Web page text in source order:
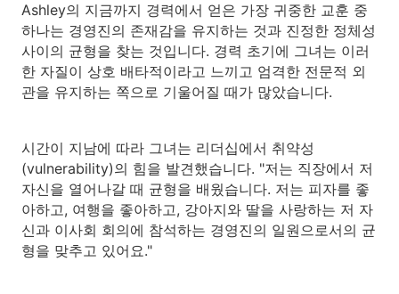
Ashley의 지금까지 경력에서 얻은 가장 귀중한 교훈 중
하나는 경영진의 존재감을 유지하는 것과 진정한 정체성
사이의 균형을 찾는 것입니다. 경력 초기에 그녀는 이러
한 자질이 상호 배타적이라고 느끼고 엄격한 전문적 외
관을 유지하는 쪽으로 기울어질 때가 많았습니다.
시간이 지남에 따라 그녀는 리더십에서 취약성
(vulnerability)의 힘을 발견했습니다. "저는 직장에서 저
자신을 열어나갈 때 균형을 배웠습니다. 저는 피자를 좋
아하고, 여행을 좋아하고, 강아지와 딸을 사랑하는 저 자
신과 이사회 회의에 참석하는 경영진의 일원으로서의 균
형을 맞추고 있어요."